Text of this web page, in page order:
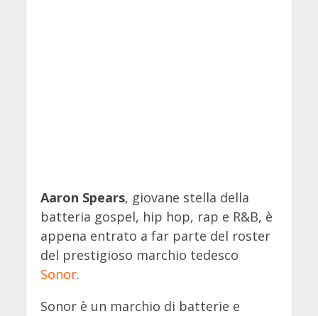
Aaron Spears, giovane stella della
batteria gospel, hip hop, rap e R&B, è
appena entrato a far parte del roster
del prestigioso marchio tedesco
Sonor.
Sonor è un marchio di batterie e